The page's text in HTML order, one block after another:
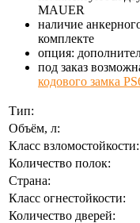
MAUER
наличие
комплекте
опция:
под заказ
кодового замка
Тип:
Объём, л:
Класс взломостойкости:
Количество полок:
Страна:
Класс огнестойкости:
Количество дверей: